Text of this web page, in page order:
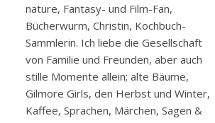
nature, Fantasy- und Film-Fan,
Bücherwurm, Christin, Kochbuch-
Sammlerin. Ich liebe die Gesellschaft
von Familie und Freunden, aber auch
stille Momente allein; alte Bäume,
Gilmore Girls, den Herbst und Winter,
Kaffee, Sprachen, Märchen, Sagen &